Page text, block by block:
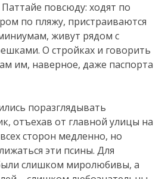
повсюду: ходят по
по пляжу, пристраиваются
живут рядом с
О стройках и говорить
им, наверное, даже паспорта
поразглядывать
отъехав от главной улицы на
сторон медленно, но
эти псины. Для
слишком миролюбивы, а